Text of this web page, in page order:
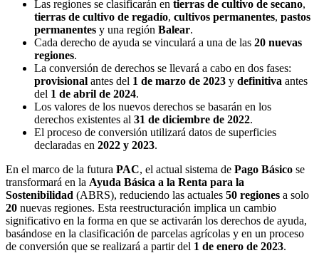
Las regiones se clasificarán en tierras de cultivo de secano,
tierras de cultivo de regadío, cultivos permanentes, pastos
permanentes y una región Balear.
Cada derecho de ayuda se vinculará a una de las 20 nuevas
regiones.
La conversión de derechos se llevará a cabo en dos fases:
provisional antes del 1 de marzo de 2023 y definitiva antes
del 1 de abril de 2024.
Los valores de los nuevos derechos se basarán en los
derechos existentes al 31 de diciembre de 2022.
El proceso de conversión utilizará datos de superficies
declaradas en 2022 y 2023.
En el marco de la futura PAC, el actual sistema de Pago Básico se
transformará en la Ayuda Básica a la Renta para la
Sostenibilidad (ABRS), reduciendo las actuales 50 regiones a solo
20 nuevas regiones. Esta reestructuración implica un cambio
significativo en la forma en que se activarán los derechos de ayuda,
basándose en la clasificación de parcelas agrícolas y en un proceso
de conversión que se realizará a partir del 1 de enero de 2023.